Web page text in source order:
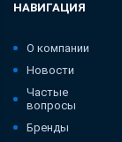
НАВИГАЦИЯ
О компании
Новости
Частые
вопросы
Бренды